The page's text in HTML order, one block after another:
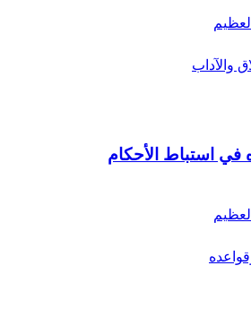
في استباط الأحكام